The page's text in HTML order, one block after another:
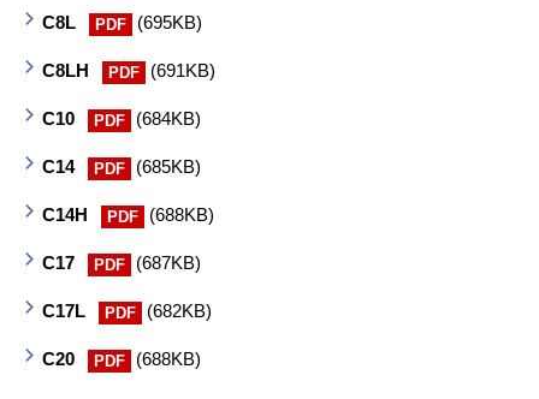
C8L PDF (695KB)
C8LH PDF (691KB)
C10 PDF (684KB)
C14 PDF (685KB)
C14H PDF (688KB)
C17 PDF (687KB)
C17L PDF (682KB)
C20 PDF (688KB)